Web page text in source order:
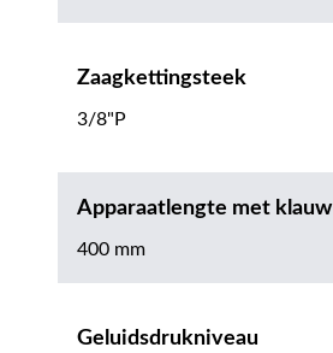
Zaagkettingsteek
3/8"P
Apparaatlengte met klauw
400 mm
Geluidsdrukniveau